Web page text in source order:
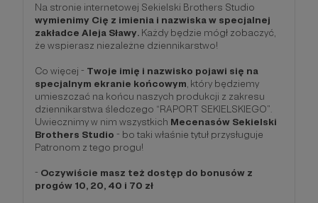
Na stronie internetowej Sekielski Brothers Studio
wymienimy Cię z imienia i nazwiska w specjalnej
zakładce Aleja Sławy. Każdy będzie mógł zobaczyć,
że wspierasz niezależne dziennikarstwo!
Co więcej - Twoje imię i nazwisko pojawi się na
specjalnym ekranie końcowym , który będziemy
umieszczać na końcu naszych produkcji z zakresu
dziennikarstwa śledczego “RAPORT SEKIELSKIEGO”.
Uwiecznimy w nim wszystkich Mecenasów Sekielski
Brothers Studio - bo taki właśnie tytuł przysługuje
Patronom z tego progu!
- Oczywiście masz też dostęp do bonusów z
progów 10, 20, 40 i 70 zł